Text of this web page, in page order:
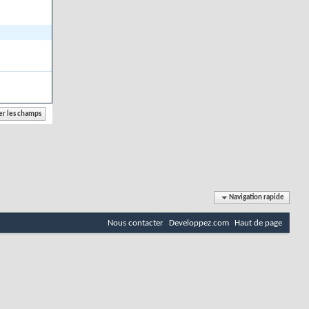
Navigation rapide
Nous contacter Developpez.com Haut de page